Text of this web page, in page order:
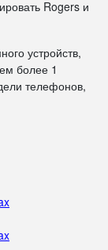
Rogers и
устройств,
более 1
телефонов,